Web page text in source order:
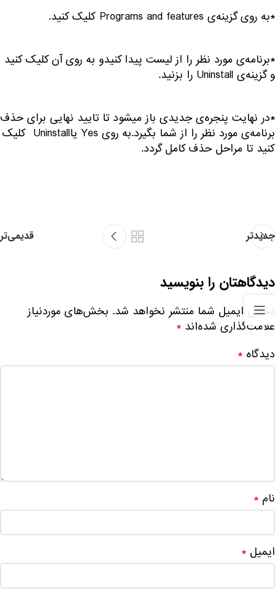
*به روی گزینه‌ی Programs and features کلیک کنید.
*برنامه‌ی مورد نظر را از لیست پیدا کنیدو به روی آن کلیک کنید
و گزینه‌ی Uninstall را بزنید.
*در نهایت پنجره‌ی جدیدی باز میشود تا تایید نهایی برای حذف
برنامه‌ی مورد نظر را از شما بگیرد.به روی Yes یاUninstall کلیک
کنید تا مراحل حذف کامل گردد.
جدیدتر قدیمی‌تر
دیدگاهتان را بنویسید
نشانی ایمیل شما منتشر نخواهد شد. بخش‌های موردنیاز
علامت‌گذاری شده‌اند *
دیدگاه *
نام *
ایمیل *